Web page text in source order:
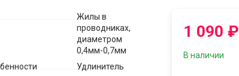
Жилы в
проводниках,
диаметром
0,4мм-0,7мм
Удлинитель
1 090₽
В наличии